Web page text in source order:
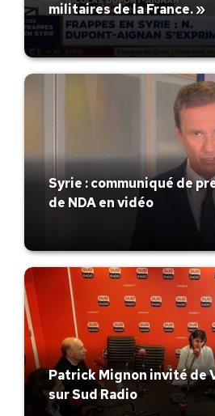
militaires de la France. »
Syrie : communiqué de
de NDA en vidéo
Patrick Mignon invité de
sur Sud Radio